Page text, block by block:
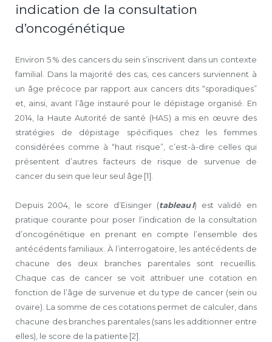
indication de la consultation
d’oncogénétique
Environ 5 % des cancers du sein s’inscrivent dans un contexte
familial. Dans la majorité des cas, ces cancers surviennent à
un âge précoce par rapport aux cancers dits “sporadiques”
et, ainsi, avant l’âge instauré pour le dépistage organisé. En
2014, la Haute Autorité de santé (HAS) a mis en œuvre des
stratégies de dépistage spécifiques chez les femmes
considérées comme à “haut risque”, c’est-à-dire celles qui
présentent d’autres facteurs de risque de survenue de
cancer du sein que leur seul âge [1].
Depuis 2004, le score d’Eisinger (tableau I) est validé en
pratique courante pour poser l’indication de la consultation
d’oncogénétique en prenant en compte l’ensemble des
antécédents familiaux. À l’interrogatoire, les antécédents de
chacune des deux branches parentales sont recueillis.
Chaque cas de cancer se voit attribuer une cotation en
fonction de l’âge de survenue et du type de cancer (sein ou
ovaire). La somme de ces cotations permet de calculer, dans
chacune des branches parentales (sans les additionner entre
elles), le score de la patiente [2].